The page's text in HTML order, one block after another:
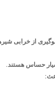
حساس هستند.